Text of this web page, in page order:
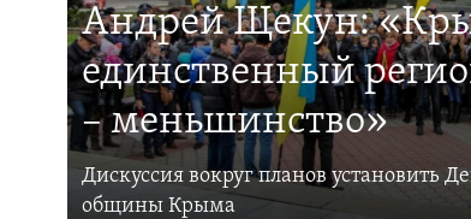
Андрей Щекун:
единственный
– меньшинство»
Дискуссия вокруг планов установить
общины Крыма